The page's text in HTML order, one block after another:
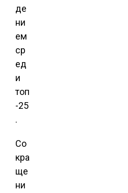
де
ни
ем
ср
ед
и
топ
-25
.
Со
кра
ще
ни